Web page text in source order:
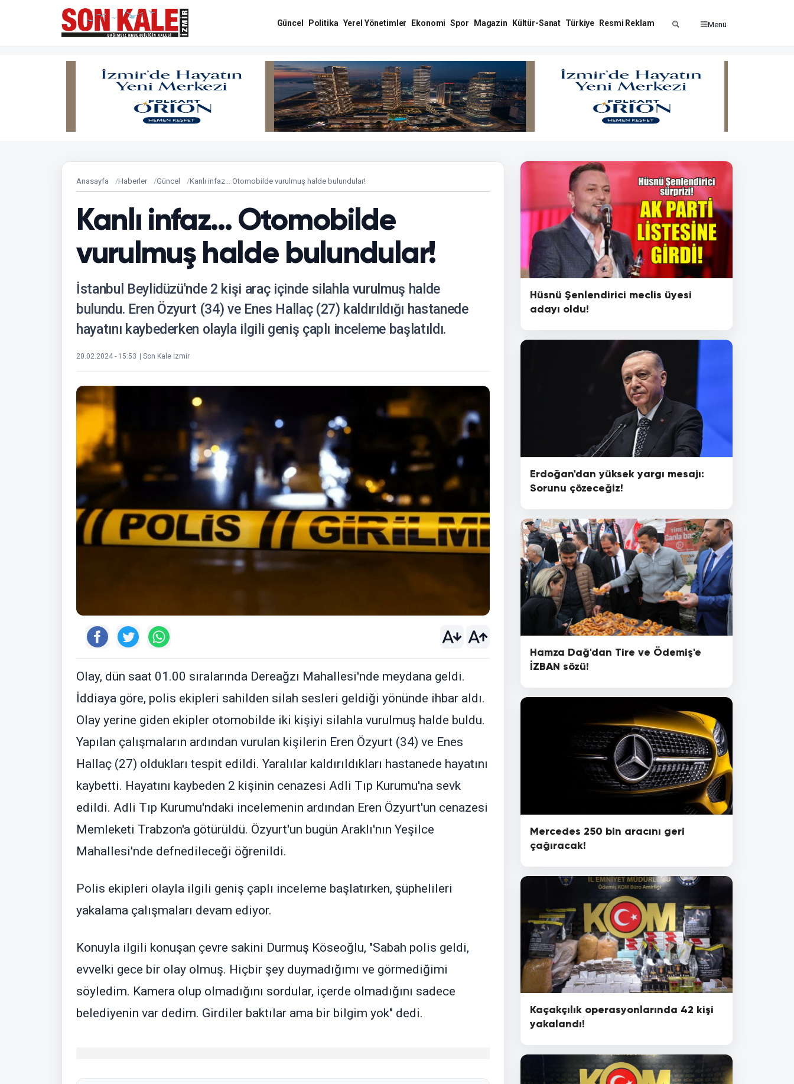
Güncel Politika Yerel Yönetimler Ekonomi Spor Magazin Kültür-Sanat Türkiye Resmi Reklam Menü
Anasayfa Haberler Güncel Kanlı infaz... Otomobilde vurulmuş halde bulundular!
Kanlı infaz... Otomobilde
vurulmuş halde bulundular!
İstanbul Beylidüzü'nde 2 kişi araç içinde silahla vurulmuş halde
bulundu. Eren Özyurt (34) ve Enes Hallaç (27) kaldırıldığı hastanede
hayatını kaybederken olayla ilgili geniş çaplı inceleme başlatıldı.
20.02.2024 - 15:53 | Son Kale İzmir
Olay, dün saat 01.00 sıralarında Dereağzı Mahallesi'nde meydana geldi.
İddiaya göre, polis ekipleri sahilden silah sesleri geldiği yönünde ihbar aldı.
Olay yerine giden ekipler otomobilde iki kişiyi silahla vurulmuş halde buldu.
Yapılan çalışmaların ardından vurulan kişilerin Eren Özyurt (34) ve Enes
Hallaç (27) oldukları tespit edildi. Yaralılar kaldırıldıkları hastanede hayatını
kaybetti. Hayatını kaybeden 2 kişinin cenazesi Adli Tıp Kurumu'na sevk
edildi. Adli Tıp Kurumu'ndaki incelemenin ardından Eren Özyurt'un cenazesi
Memleketi Trabzon'a götürüldü. Özyurt'un bugün Araklı'nın Yeşilce
Mahallesi'nde defnedileceği öğrenildi.
Polis ekipleri olayla ilgili geniş çaplı inceleme başlatırken, şüphelileri
yakalama çalışmaları devam ediyor.
Konuyla ilgili konuşan çevre sakini Durmuş Köseoğlu, "Sabah polis geldi,
evvelki gece bir olay olmuş. Hiçbir şey duymadığımı ve görmediğimi
söyledim. Kamera olup olmadığını sordular, içerde olmadığını sadece
belediyenin var dedim. Girdiler baktılar ama bir bilgim yok" dedi.
Hüsnü Şenlendirici meclis üyesi
adayı oldu!
Erdoğan'dan yüksek yargı mesajı:
Sorunu çözeceğiz!
Hamza Dağ'dan Tire ve Ödemiş'e
İZBAN sözü!
Mercedes 250 bin aracını geri
çağıracak!
Kaçakçılık operasyonlarında 42 kişi
yakalandı!